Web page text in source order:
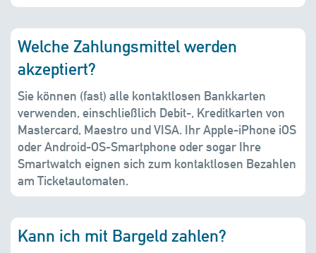
Welche Zahlungsmittel werden
akzeptiert?
Sie können (fast) alle kontaktlosen Bankkarten
verwenden, einschließlich Debit-, Kreditkarten von
Mastercard, Maestro und VISA. Ihr Apple-iPhone iOS
oder Android-OS-Smartphone oder sogar Ihre
Smartwatch eignen sich zum kontaktlosen Bezahlen
am Ticketautomaten.
Kann ich mit Bargeld zahlen?